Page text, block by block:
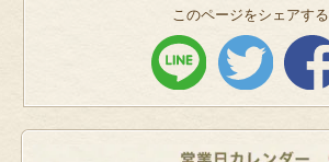
このページをシェアする